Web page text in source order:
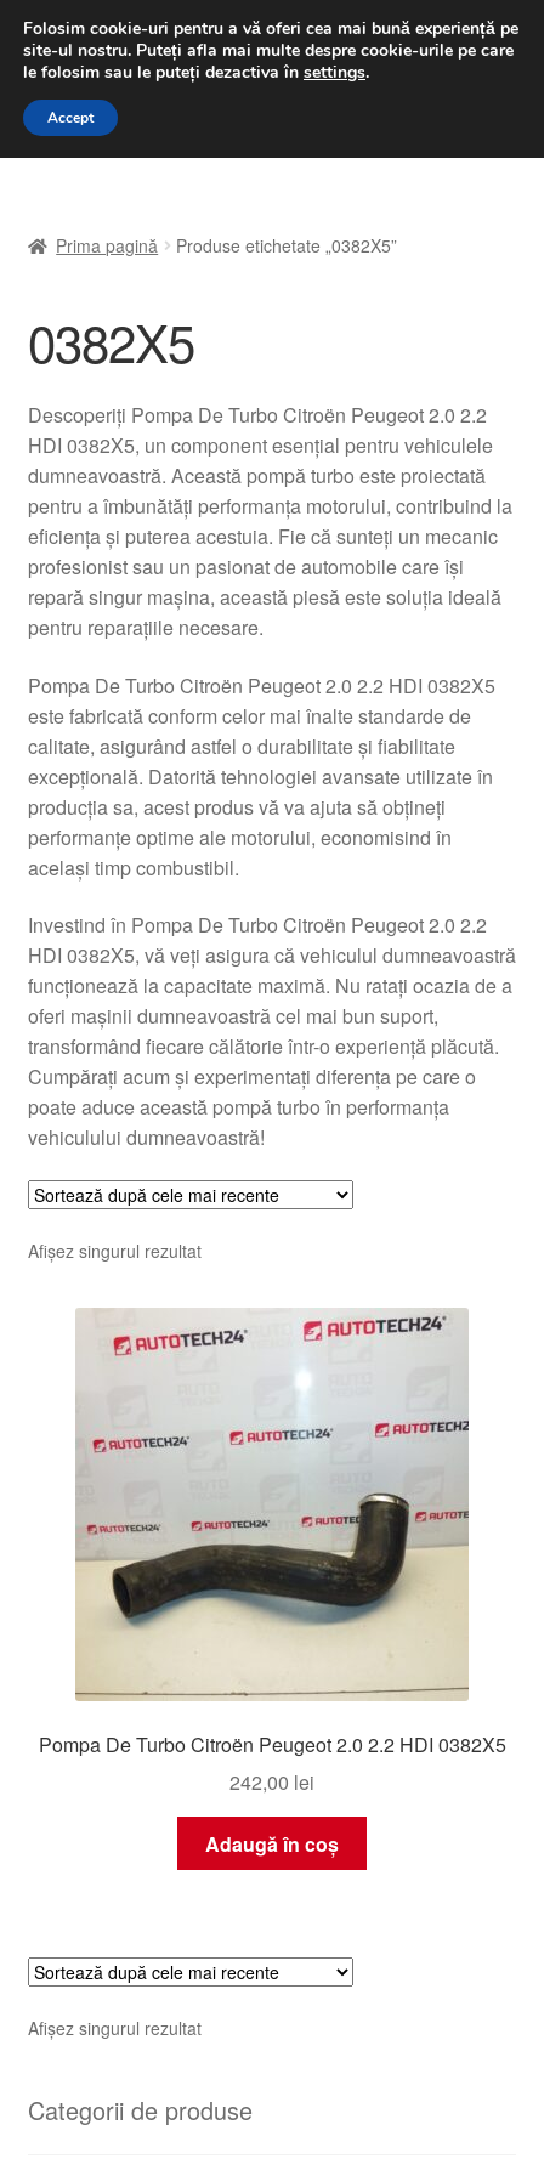
LIVRARE de la 33 lei
luni-vineri 9 a.m. - 4 p.m.031 229 6816
Sari
Sari
A lua legatura
Contul meu
Despre noi
Finalizare comandă
Livrare
Livrare în toată lumea
Plângere
Plățile
Politică de confidențialitate
Termeni si conditii
Prima pagină Produse etichetate „0382X5”
0382X5
Descoperiți Pompa De Turbo Citroën Peugeot 2.0 2.2
HDI 0382X5, un component esențial pentru vehiculele
dumneavoastră. Această pompă turbo este proiectată
pentru a îmbunătăți performanța motorului, contribuind la
eficiența și puterea acestuia. Fie că sunteți un mecanic
profesionist sau un pasionat de automobile care își
repară singur mașina, această piesă este soluția ideală
pentru reparațiile necesare.
Pompa De Turbo Citroën Peugeot 2.0 2.2 HDI 0382X5
este fabricată conform celor mai înalte standarde de
calitate, asigurând astfel o durabilitate și fiabilitate
excepțională. Datorită tehnologiei avansate utilizate în
producția sa, acest produs vă va ajuta să obțineți
performanțe optime ale motorului, economisind în
același timp combustibil.
Investind în Pompa De Turbo Citroën Peugeot 2.0 2.2
HDI 0382X5, vă veți asigura că vehiculul dumneavoastră
funcționează la capacitate maximă. Nu ratați ocazia de a
oferi mașinii dumneavoastră cel mai bun suport,
transformând fiecare călătorie într-o experiență plăcută.
Cumpărați acum și experimentați diferența pe care o
poate aduce această pompă turbo în performanța
vehiculului dumneavoastră!
Afișez singurul rezultat
Pompa De Turbo Citroën Peugeot 2.0 2.2 HDI 0382X5
242,00 lei
Adaugă în coș
Afișez singurul rezultat
Categorii de produse
Folosim cookie-uri pentru a vă oferi cea mai bună experiență pe
site-ul nostru. Puteți afla mai multe despre cookie-urile pe care
le folosim sau le puteți dezactiva în settings.
Accept